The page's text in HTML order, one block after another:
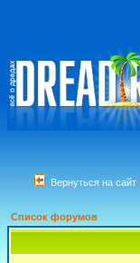
Вернуться на сайт
Список форумов